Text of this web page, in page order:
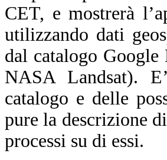
CET, e mostrerà
utilizzando dati
dal catalogo
NASA Landsat).
catalogo e delle
pure la descrizione
processi su di essi.